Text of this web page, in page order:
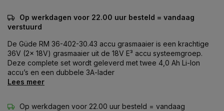
Op werkdagen voor 22.00 uur besteld = vandaag
verstuurd
De Güde RM 36-402-30.43 accu grasmaaier is een krachtige
36V (2x 18V) grasmaaier uit de 18V E³ accu systeemgroep.
Deze complete set wordt geleverd met twee 4,0 Ah Li-Ion
accu’s en een dubbele 3A-lader
Lees meer
Op werkdagen voor 22.00 uur besteld = vandaag